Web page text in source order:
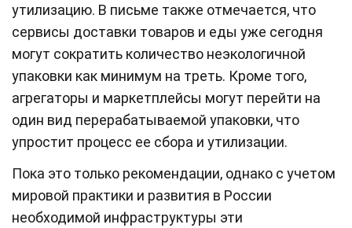
утилизацию. В письме также отмечается, что
сервисы доставки товаров и еды уже сегодня
могут сократить количество неэкологичной
упаковки как минимум на треть. Кроме того,
агрегаторы и маркетплейсы могут перейти на
один вид перерабатываемой упаковки, что
упростит процесс ее сбора и утилизации.
Пока это только рекомендации, однако с учетом
мировой практики и развития в России
необходимой инфраструктуры эти